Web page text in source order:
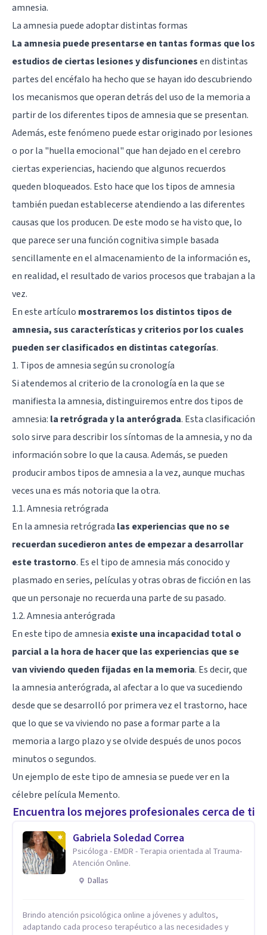
amnesia.
La amnesia puede adoptar distintas formas
La amnesia puede presentarse en tantas formas que los
estudios de ciertas lesiones y disfuncionesen distintas
partes del encéfalo ha hecho que se hayan ido descubriendo
los mecanismos que operan detrás del uso de la memoria a
partir de los diferentes tipos de amnesia que se presentan.
Además, este fenómeno puede estar originado por lesiones
o por la "huella emocional" que han dejado en el cerebro
ciertas experiencias, haciendo que algunos recuerdos
queden bloqueados. Esto hace que los tipos de amnesia
también puedan establecerse atendiendo a las diferentes
causas que los producen. De este modo se ha visto que, lo
que parece ser una función cognitiva simple basada
sencillamente en el almacenamiento de la información es,
en realidad, el resultado de varios procesos que trabajan a la
vez.
En este artículo mostraremos los distintos tipos de
amnesia, sus características y criterios por los cuales
pueden ser clasificados en distintas categorías.
1. Tipos de amnesia según su cronología
Si atendemos al criterio de la cronología en la que se
manifiesta la amnesia, distinguiremos entre dos tipos de
amnesia: la retrógrada y la anterógrada. Esta clasificación
solo sirve para describir los síntomas de la amnesia, y no da
información sobre lo que la causa. Además, se pueden
producir ambos tipos de amnesia a la vez, aunque muchas
veces una es más notoria que la otra.
1.1. Amnesia retrógrada
En la amnesia retrógrada las experiencias que no se
recuerdan sucedieron antes de empezar a desarrollar
este trastorno. Es el tipo de amnesia más conocido y
plasmado en series, películas y otras obras de ficción en las
que un personaje no recuerda una parte de su pasado.
1.2. Amnesia anterógrada
En este tipo de amnesia existe una incapacidad total o
parcial a la hora de hacer que las experiencias que se
van viviendo queden fijadas en la memoria. Es decir, que
la amnesia anterógrada, al afectar a lo que va sucediendo
desde que se desarrolló por primera vez el trastorno, hace
que lo que se va viviendo no pase a formar parte a la
memoria a largo plazo y se olvide después de unos pocos
minutos o segundos.
Un ejemplo de este tipo de amnesia se puede ver en la
célebre película Memento.
Encuentra los mejores profesionales cerca de ti
Gabriela Soledad Correa
Psicóloga - EMDR - Terapia orientada al Trauma-
Atención Online.
Dallas
Brindo atención psicológica online a jóvenes y adultos,
adaptando cada proceso terapéutico a las necesidades y